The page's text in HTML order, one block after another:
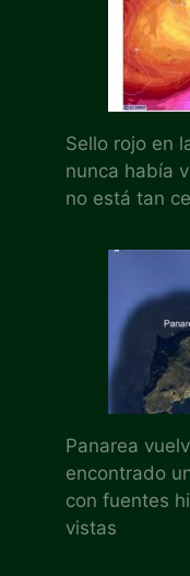
Sello rojo en
nunca había
no está tan
Panarea
encontrado
con fuentes
vistas